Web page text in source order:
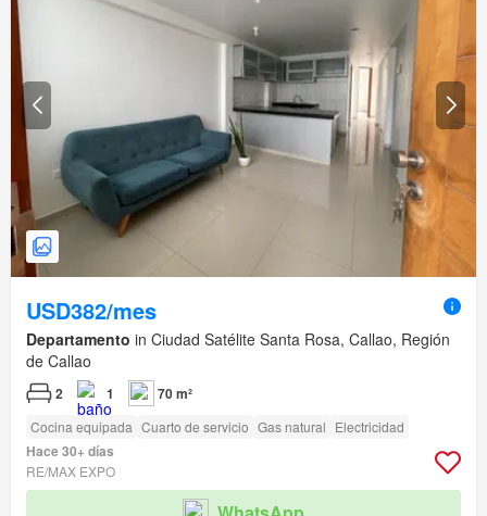
USD382/mes
Departamento in Ciudad Satélite Santa Rosa, Callao, Región
de Callao
2 1 70 m²
Cocina equipada Cuarto de servicio Gas natural Electricidad
Hace 30+ días
RE/MAX EXPO